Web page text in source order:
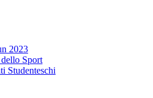
2023
Sport
Studenteschi